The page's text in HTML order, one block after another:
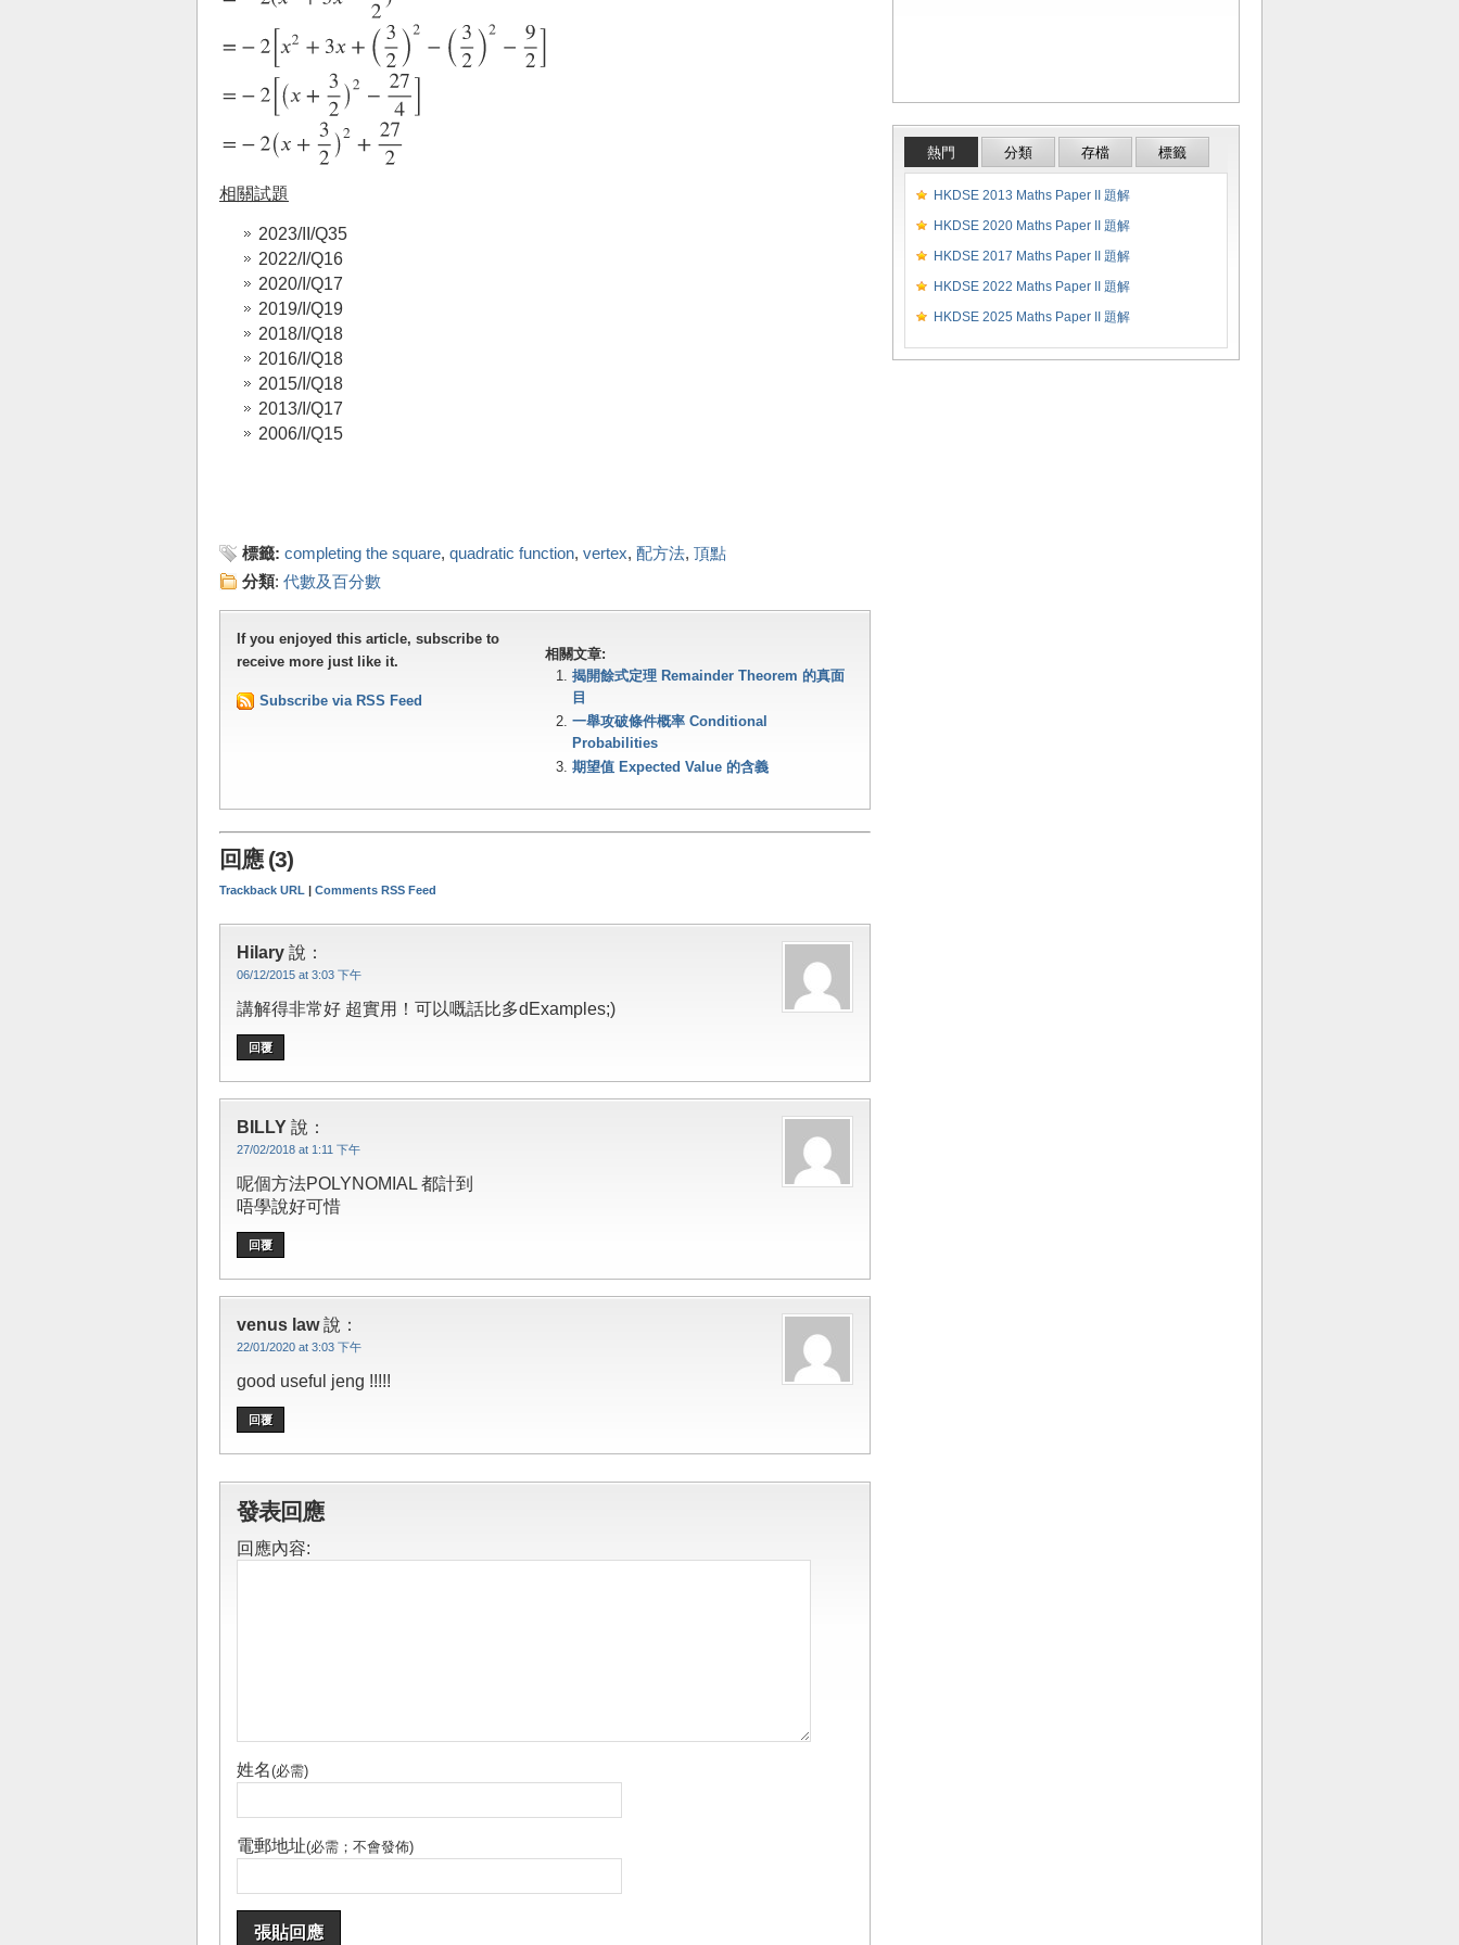
相關試題
2023/II/Q35
2022/I/Q16
2020/I/Q17
2019/I/Q19
2018/I/Q18
2016/I/Q18
2015/I/Q18
2013/I/Q17
2006/I/Q15
標籤: completing the square, quadratic function, vertex, 配方法, 頂點
分類: 代數及百分數
相關文章:
揭開餘式定理 Remainder Theorem 的真面
目
一舉攻破條件概率 Conditional
Probabilities
期望值 Expected Value 的含義
If you enjoyed this article, subscribe to
receive more just like it.
Subscribe via RSS Feed
回應 (3)
Trackback URL | Comments RSS Feed
Hilary 說：
06/12/2015 at 3:03 下午
講解得非常好 超實用！可以嘅話比多dExamples;)
回覆
BILLY 說：
27/02/2018 at 1:11 下午
呢個方法POLYNOMIAL 都計到
唔學說好可惜
回覆
venus law 說：
22/01/2020 at 3:03 下午
good useful jeng !!!!!
回覆
發表回應
回應內容:
姓名(必需)
電郵地址(必需；不會發佈)
熱門 分類 存檔 標籤
HKDSE 2013 Maths Paper II 題解
HKDSE 2020 Maths Paper II 題解
HKDSE 2017 Maths Paper II 題解
HKDSE 2022 Maths Paper II 題解
HKDSE 2025 Maths Paper II 題解